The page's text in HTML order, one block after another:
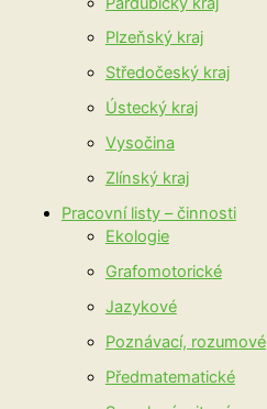
Plzeňský kraj
Středočeský kraj
Ústecký kraj
Vysočina
Zlínský kraj
Pracovní listy – činnosti
Ekologie
Grafomotorické
Jazykové
Poznávací, rozumové
Předmatematické